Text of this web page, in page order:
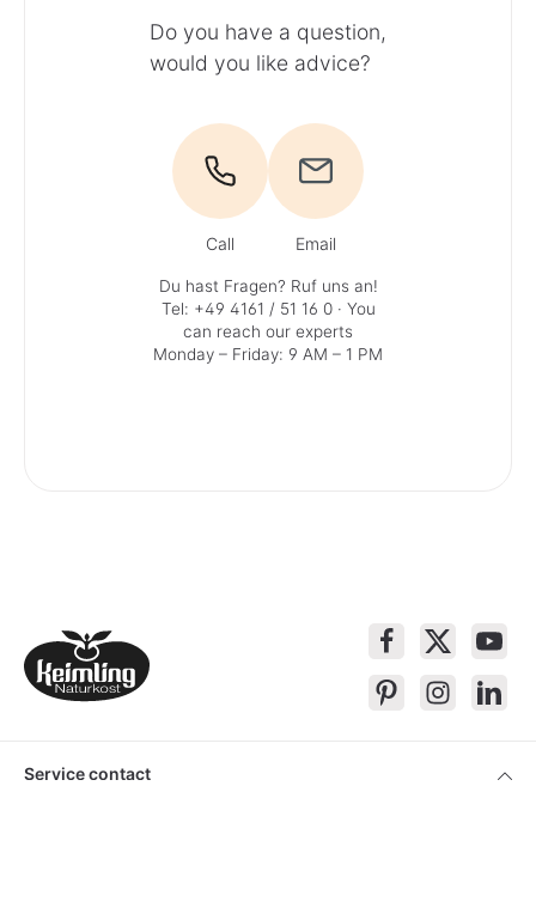
Do you have a question,
would you like advice?
Call Email
Du hast Fragen? Ruf uns an!
Tel: +49 4161 / 51 16 0· You
can reach our experts
Monday – Friday: 9 AM – 1 PM
Service contact